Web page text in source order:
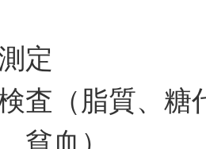
定
査（脂質、糖
貧血）